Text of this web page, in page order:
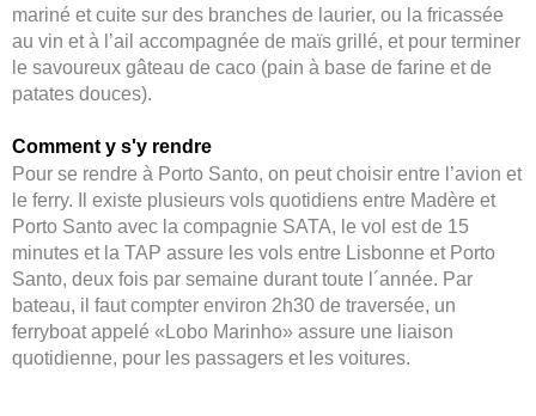
mariné et cuite sur des branches de laurier, ou la fricassée
au vin et à l’ail accompagnée de maïs grillé, et pour terminer
le savoureux gâteau de caco (pain à base de farine et de
patates douces).
Comment y s'y rendre
Pour se rendre à Porto Santo, on peut choisir entre l’avion et
le ferry. Il existe plusieurs vols quotidiens entre Madère et
Porto Santo avec la compagnie SATA, le vol est de 15
minutes et la TAP assure les vols entre Lisbonne et Porto
Santo, deux fois par semaine durant toute l´année. Par
bateau, il faut compter environ 2h30 de traversée, un
ferryboat appelé «Lobo Marinho» assure une liaison
quotidienne, pour les passagers et les voitures.